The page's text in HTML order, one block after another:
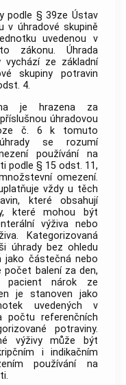
podle § 39ze Ústav
v úhradové skupině
uvedenou v
zákonu. Úhrada
vychází ze základní
skupiny potravin
4.
je hrazena za
úhradovou
č. 6 k tomuto
se rozumí
používání na
podle § 15 odst. 11,
omezení.
vždy u těch
které obsahují
které mohou být
výživa nebo
Kategorizovaná
úhrady bez ohledu
jako částečná nebo
počet balení za den,
pacient nárok ze
je stanoven jako
uvedených v
počtu referenčních
potraviny.
výživy může být
i indikačním
používání na